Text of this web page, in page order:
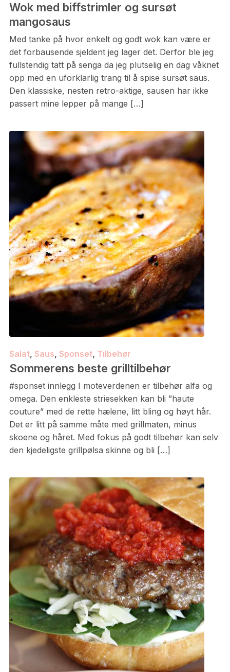
Wok med biffstrimler og sursøt
mangosaus
Med tanke på hvor enkelt og godt wok kan være er
det forbausende sjeldent jeg lager det. Derfor ble jeg
fullstendig tatt på senga da jeg plutselig en dag våknet
opp med en uforklarlig trang til å spise sursøt saus.
Den klassiske, nesten retro-aktige, sausen har ikke
passert mine lepper på mange […]
Salat, Saus, Sponset, Tilbehør
Sommerens beste grilltilbehør
#sponset innlegg I moteverdenen er tilbehør alfa og
omega. Den enkleste striesekken kan bli ”haute
couture” med de rette hælene, litt bling og høyt hår.
Det er litt på samme måte med grillmaten, minus
skoene og håret. Med fokus på godt tilbehør kan selv
den kjedeligste grillpølsa skinne og bli […]